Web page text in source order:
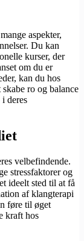
aspekter,
Du kan
kurser, der
om du er
kan du hos
ro og balance
deres
velbefindende.
stressfaktorer og
ideelt sted til at få
af klangterapi
føre til øget
kraft hos